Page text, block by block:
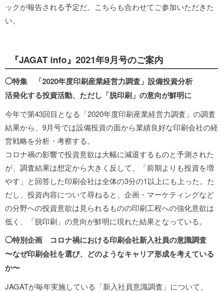
ックが報告される予定だ。こちらも合わせてご参加いただきた
い。
『JAGAT info』2021年9月号のご案内
◯特集 「2020年度印刷産業経営力調査」設備投資分析
活発化する投資活動、ただし「脱印刷」の意向が鮮明に
今年で第43回目となる「2020年度印刷産業経営力調査」の調査
結果から、9月号では設備投資の面から業績良好な印刷会社の経
営戦略を分析・考察する。
コロナ禍の影響で投資意欲は大幅に減退するものと予測された
が、調査結果は想定から大きく反して、「前期よりも投資を増
やす」と回答した印刷会社は全体の3分の1以上にも上った。た
だし、投資内容について尋ねると、企画・マーケティングなど
の分野への投資意欲は見られるものの印刷工程への強化意欲は
低く、「脱印刷」の意向が鮮明に現れた結果となっている。
◯特別企画 コロナ禍における印刷会社新入社員の意識調査
〜なぜ印刷会社を選び、どのようなキャリア形成を考えている
か〜
JAGATが毎年実施している「新入社員意識調査」について、